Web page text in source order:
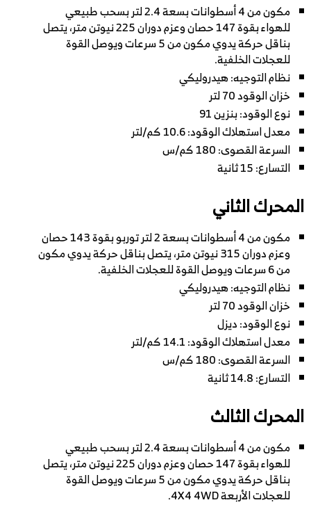
مكون من 4 أسطوانات بسعة 2.4 لتر بسحب طبيعي
للهواء بقوة 147 حصان وعزم دوران 225 نيوتن متر، يتصل
بناقل حركة يدوي مكون من 5 سرعات ويوصل القوة
للعجلات الخلفية.
نظام التوجيه: هيدروليكي
خزان الوقود 70 لتر
نوع الوقود: بنزين 91
معدل استهلاك الوقود: 10.6 كم/لتر
السرعة القصوى: 180 كم/س
التسارع: 15 ثانية
المحرك الثاني
مكون من 4 أسطوانات بسعة 2 لتر توربو بقوة 143 حصان
وعزم دوران 315 نيوتن متر، يتصل بناقل حركة يدوي مكون
من 6 سرعات ويوصل القوة للعجلات الخلفية.
نظام التوجيه: هيدروليكي
خزان الوقود 70 لتر
نوع الوقود: ديزل
معدل استهلاك الوقود: 14.1 كم/لتر
السرعة القصوى: 180 كم/س
التسارع: 14.8 ثانية
المحرك الثالث
مكون من 4 أسطوانات بسعة 2.4 لتر بسحب طبيعي
للهواء بقوة 147 حصان وعزم دوران 225 نيوتن متر، يتصل
بناقل حركة يدوي مكون من 5 سرعات ويوصل القوة
للعجلات الأربعة 4X4 4WD.